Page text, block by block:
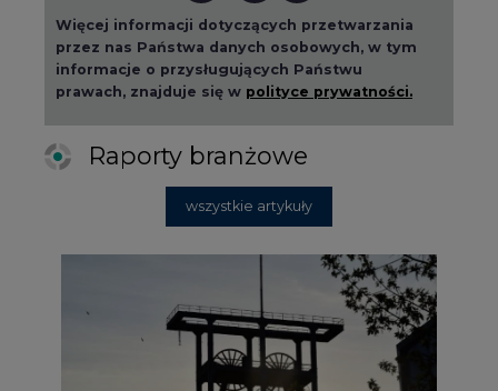
Więcej informacji dotyczących przetwarzania
przez nas Państwa danych osobowych, w tym
informacje o przysługujących Państwu
prawach, znajduje się w polityce prywatności.
Raporty branżowe
wszystkie artykuły